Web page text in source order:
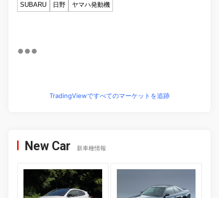
SUBARU
日野 ヤマハ発動機
TradingViewですべてのマーケットを追跡
New Car 新車種情報